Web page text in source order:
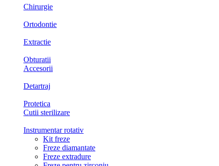
Chirurgie
Ortodontie
Extractie
Obturatii
Accesorii
Detartraj
Protetica
Cutii sterilizare
Instrumentar rotativ
Kit freze
Freze diamantate
Freze extradure